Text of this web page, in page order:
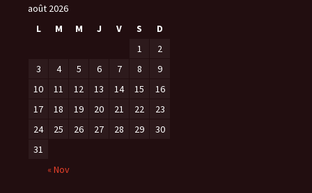
août 2026
L
M M J V S D
« Nov
1
2
3
4 5 6 7 8
9
10
11 12 13 14 15
16
17
18 19 20 21 22
23
24
25 26 27 28 29
30
31